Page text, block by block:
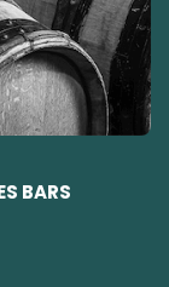
BARS